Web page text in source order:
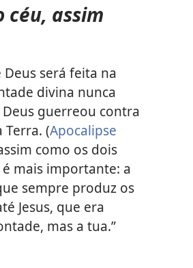
céu, assim
Deus será feita na
divina nunca
guerreou contra
Terra. (Apocalipse
como os dois
mais importante: a
sempre produz os
Jesus, que era
mas a tua.”